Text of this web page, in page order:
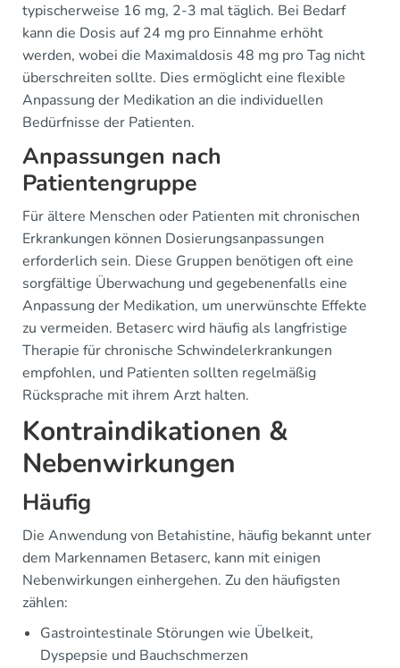
typischerweise 16 mg, 2-3 mal täglich. Bei Bedarf
kann die Dosis auf 24 mg pro Einnahme erhöht
werden, wobei die Maximaldosis 48 mg pro Tag nicht
überschreiten sollte. Dies ermöglicht eine flexible
Anpassung der Medikation an die individuellen
Bedürfnisse der Patienten.
Anpassungen nach
Patientengruppe
Für ältere Menschen oder Patienten mit chronischen
Erkrankungen können Dosierungsanpassungen
erforderlich sein. Diese Gruppen benötigen oft eine
sorgfältige Überwachung und gegebenenfalls eine
Anpassung der Medikation, um unerwünschte Effekte
zu vermeiden. Betaserc wird häufig als langfristige
Therapie für chronische Schwindelerkrankungen
empfohlen, und Patienten sollten regelmäßig
Rücksprache mit ihrem Arzt halten.
Kontraindikationen &
Nebenwirkungen
Häufig
Die Anwendung von Betahistine, häufig bekannt unter
dem Markennamen Betaserc, kann mit einigen
Nebenwirkungen einhergehen. Zu den häufigsten
zählen:
Gastrointestinale Störungen wie Übelkeit,
Dyspepsie und Bauchschmerzen